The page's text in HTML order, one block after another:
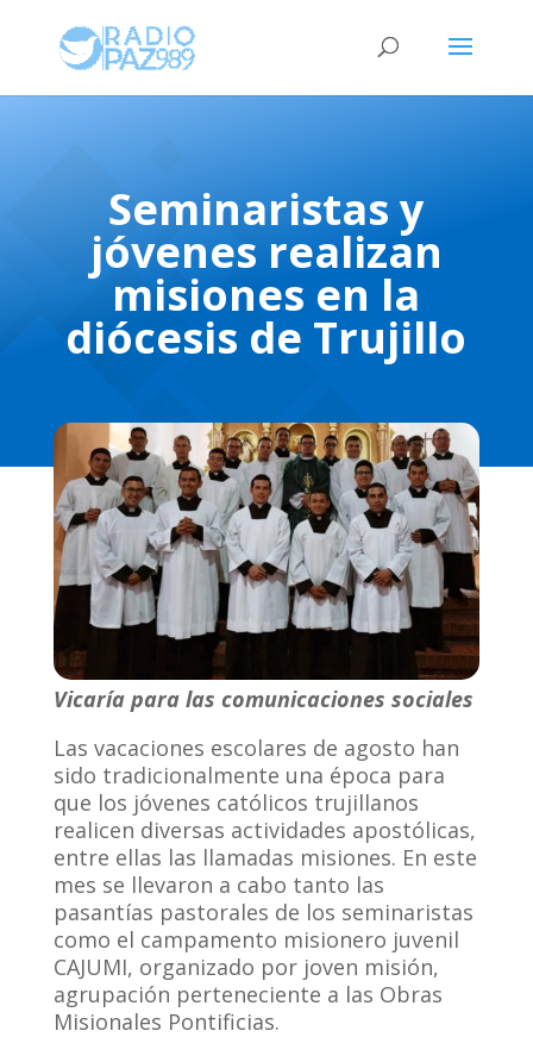
Seminaristas y
jóvenes realizan
misiones en la
diócesis de Trujillo
Vicaría para las comunicaciones sociales
Las vacaciones escolares de agosto han
sido tradicionalmente una época para
que los jóvenes católicos trujillanos
realicen diversas actividades apostólicas,
entre ellas las llamadas misiones. En este
mes se llevaron a cabo tanto las
pasantías pastorales de los seminaristas
como el campamento misionero juvenil
CAJUMI, organizado por joven misión,
agrupación perteneciente a las Obras
Misionales Pontificias.